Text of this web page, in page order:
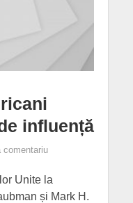
influență
comentariu
Unite la
și Mark H.